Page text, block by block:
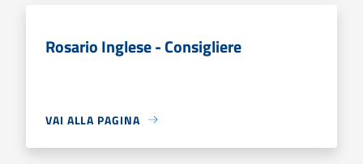
Rosario Inglese - Consigliere
VAI ALLA PAGINA